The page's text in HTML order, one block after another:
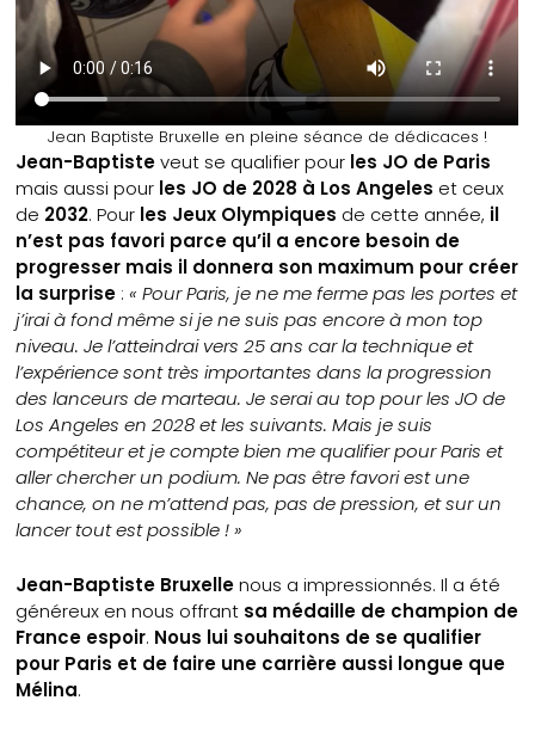
Jean Baptiste Bruxelle en pleine séance de dédicaces !
Jean-Baptisteveut se qualifier pour les JO de Paris
mais aussi pour les JO de 2028 à Los Angeles et ceux
de 2032. Pour les Jeux Olympiques de cette année, il
n’est pas favori parce qu’il a encore besoin de
progresser mais il donnera son maximum pour créer
la surprise :« Pour Paris, je ne me ferme pas les portes et
j’irai à fond même si je ne suis pas encore à mon top
niveau. Je l’atteindrai vers 25 ans car la technique et
l’expérience sont très importantes dans la progression
des lanceurs de marteau. Je serai au top pour les JO de
Los Angeles en 2028 et les suivants. Mais je suis
compétiteur et je compte bien me qualifier pour Paris et
aller chercher un podium. Ne pas être favori est une
chance, on ne m’attend pas, pas de pression, et sur un
lancer tout est possible ! »
Jean-Baptiste Bruxellenous a impressionnés. Il a été
généreux en nous offrant sa médaille de champion de
France espoir. Nous lui souhaitons de se qualifier
pour Paris et de faire une carrière aussi longue que
Mélina.